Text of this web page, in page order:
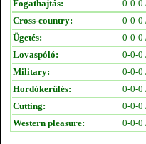
Fogathajtás:
0-0-0
Cross-country:
0-0-0
Ügetés:
0-0-0
Lovaspóló:
0-0-0
Military:
0-0-0
Hordókerülés:
0-0-0
Cutting:
0-0-0
Western pleasure:
0-0-0